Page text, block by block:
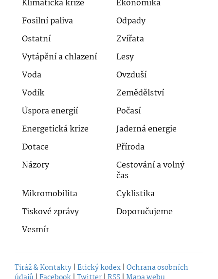
Klimatická krize
Ekonomika
Fosilní paliva
Odpady
Ostatní
Zvířata
Vytápění a chlazení
Lesy
Voda
Ovzduší
Vodík
Zemědělství
Úspora energií
Počasí
Energetická krize
Jaderná energie
Dotace
Příroda
Názory
Cestování a volný
čas
Mikromobilita
Cyklistika
Tiskové zprávy
Doporučujeme
Vesmír
Tiráž & Kontakty | Etický kodex | Ochrana osobních